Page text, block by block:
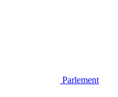
Parlement